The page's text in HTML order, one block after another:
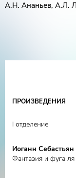
А.Н. Ананьев, А.Л.
ПРОИЗВЕДЕНИЯ
I отделение
Иоганн
Фантазия и фуга